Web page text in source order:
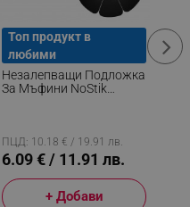
Топ продукт в
любими
Незалепващи Подложка
За Мъфини NoStik
ПЦД: 10.18 € / 19.91 лв.
6.09 € / 11.91 лв.
+ Добави